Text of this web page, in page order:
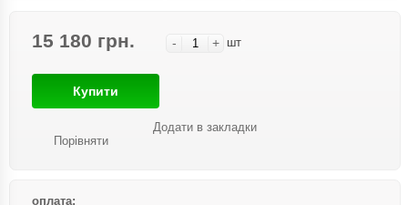
15 180 грн. - + шт
Купити
Порівняти
Додати в закладки
оплата: